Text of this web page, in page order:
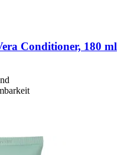
Conditioner, 180 ml